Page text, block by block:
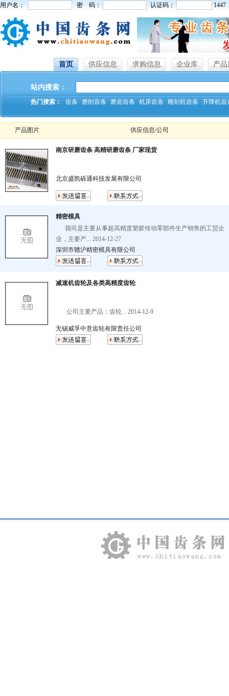
用户名： 密 码： 认证码： 1447
首页 供应信息 求购信息 企业库 产品
站内搜索：
热门搜索： 齿条 磨削齿条 磨齿齿条 机床齿条 雕刻机齿条 升降机齿
产品图片 供应信息/公司
南京研磨齿条 高精研磨齿条 厂家现货
北京盛凯砾通科技发展有限公司
精密模具
我司是主要从事超高精度塑胶传动零部件生产销售的工贸企
业，主要产... 2014-12-27
深圳市赣沪精密模具有限公司
减速机齿轮及各类高精度齿轮
公司主要产品：齿轮... 2014-12-9
无锡威孚中意齿轮有限责任公司